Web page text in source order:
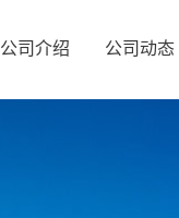
公司介绍 公司动态